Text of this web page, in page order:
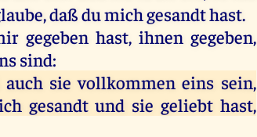
daß du mich gesandt hast.
gegeben hast, ihnen gegeben,
sind:
sie vollkommen eins sein,
gesandt und sie geliebt hast,